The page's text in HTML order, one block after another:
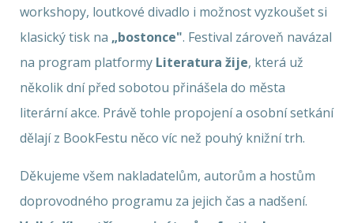
workshopy, loutkové divadlo i možnost vyzkoušet si
klasický tisk na „bostonce". Festival zároveň navázal
na program platformy Literatura žije, která už
několik dní před sobotou přinášela do města
literární akce. Právě tohle propojení a osobní setkání
dělají z BookFestu něco víc než pouhý knižní trh.
Děkujeme všem nakladatelům, autorům a hostům
doprovodného programu za jejich čas a nadšení.